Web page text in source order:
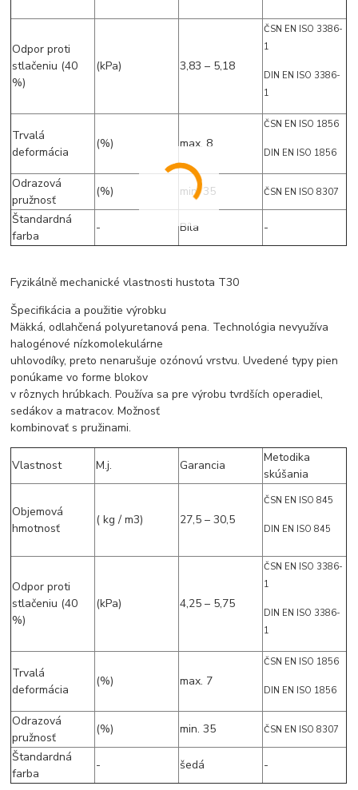
Odpor proti
stlačeniu (40
%)
(kPa) 3,83 – 5,18
ČSN EN ISO 3386-
1
DIN EN ISO 3386-
1
Trvalá
deformácia
(%) max. 8
ČSN EN ISO 1856
DIN EN ISO 1856
Odrazová
pružnosť
(%) min. 35 ČSN EN ISO 8307
Štandardná
farba
- Bíla -
Fyzikálně mechanické vlastnosti hustota T30
Špecifikácia a použitie výrobku
Mäkká, odlahčená polyuretanová pena. Technológia nevyužíva
halogénové nízkomolekulárne
uhlovodíky, preto nenarušuje ozónovú vrstvu. Uvedené typy pien
ponúkame vo forme blokov
v rôznych hrúbkach. Používa sa pre výrobu tvrdších operadiel,
sedákov a matracov. Možnosť
kombinovať s pružinami.
Vlastnost M.j. Garancia
Metodika
skúšania
Objemová
hmotnosť
( kg / m3) 27,5 – 30,5
ČSN EN ISO 845
DIN EN ISO 845
Odpor proti
stlačeniu (40
%)
(kPa) 4,25 – 5,75
ČSN EN ISO 3386-
1
DIN EN ISO 3386-
1
Trvalá
deformácia
(%) max. 7
ČSN EN ISO 1856
DIN EN ISO 1856
Odrazová
pružnosť
(%) min. 35 ČSN EN ISO 8307
Štandardná
farba
- šedá -